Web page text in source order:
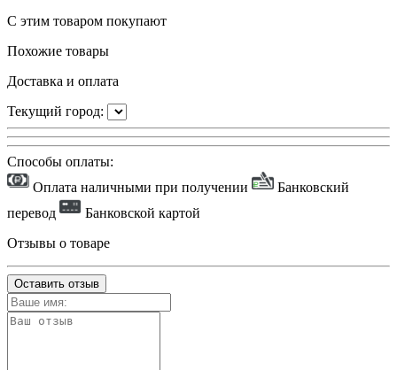
С этим товаром покупают
Похожие товары
Доставка и оплата
Текущий город:
Способы оплаты:
Оплата наличными при получении
Банковский
перевод
Банковской картой
Отзывы о товаре
Оставить отзыв